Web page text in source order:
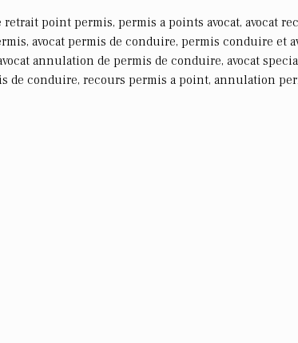
point permis, permis a points avocat, avocat
avocat permis de conduire, permis conduire et
annulation de permis de conduire, avocat
de conduire, recours permis a point, annulation